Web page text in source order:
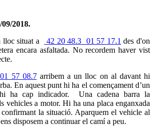
2018.
lloc situat a 42 20 48.3 01 57 17.1 des d'on
encara asfaltada. No recordem haver vist
57 08.7arribem a un lloc on al davant hi
En aquest punt hi ha el començament d’un
ha cap indicador. Una cadena barra la
vehicles a motor. Hi ha una placa enganxada
la situació. Aparquem el vehicle al
disposem a continuar el camí a peu.